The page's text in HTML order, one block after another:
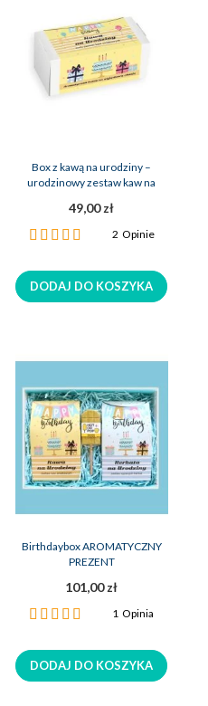
Box z kawą na urodziny –
urodzinowy zestaw kaw na
49,00 zł
Ocena:
2 Opinie
DODAJ DO KOSZYKA
Birthdaybox AROMATYCZNY
PREZENT
101,00 zł
Ocena:
1Opinia
DODAJ DO KOSZYKA